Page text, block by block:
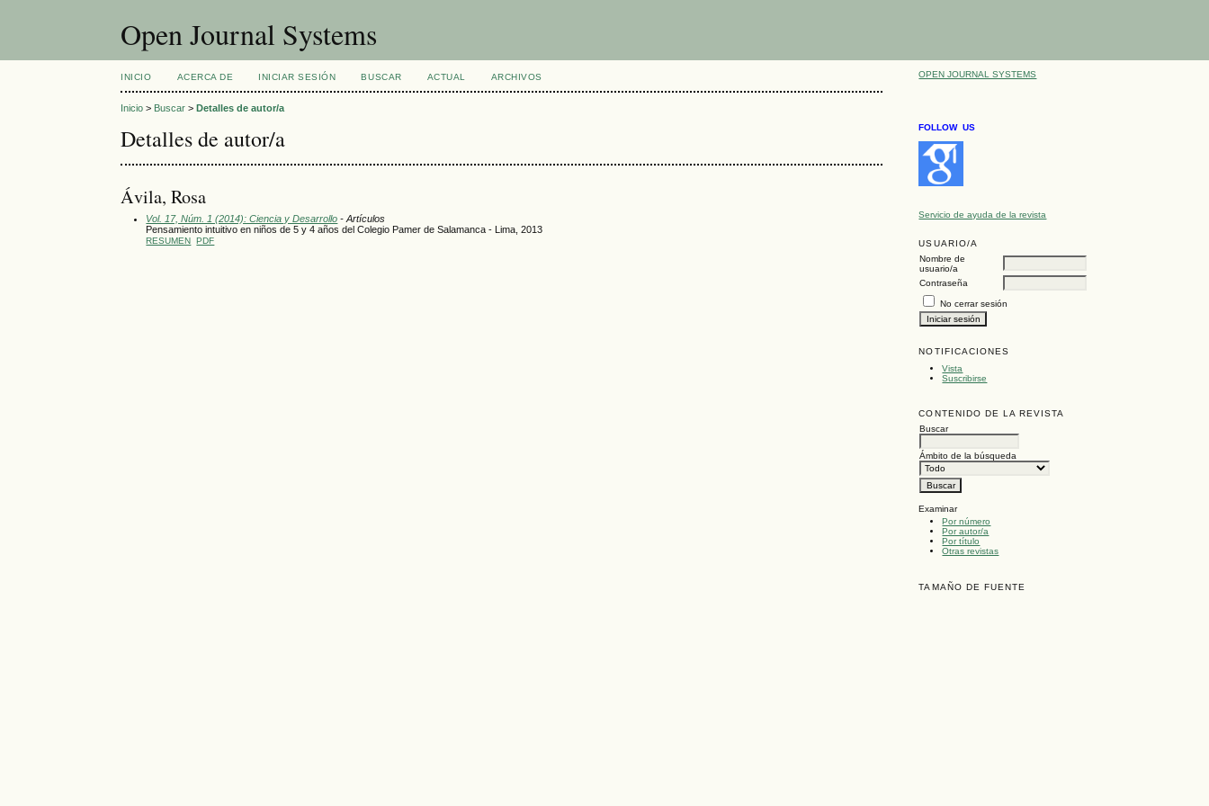
Open Journal Systems
OPEN JOURNAL SYSTEMS
FOLLOW US
Servicio de ayuda de la revista
USUARIO/A
Nombre de
usuario/a
Contraseña
No cerrar sesión
NOTIFICACIONES
Vista
Suscribirse
CONTENIDO DE LA REVISTA
Buscar
Ámbito de la búsqueda
Examinar
Por número
Por autor/a
Por título
Otras revistas
TAMAÑO DE FUENTE
INICIO ACERCA DE INICIAR SESIÓN BUSCAR ACTUAL ARCHIVOS
Inicio > Buscar >Detalles de autor/a
Detalles de autor/a
Ávila, Rosa
Vol. 17, Núm. 1 (2014): Ciencia y Desarrollo - Artículos
Pensamiento intuitivo en niños de 5 y 4 años del Colegio Pamer de Salamanca - Lima, 2013
RESUMEN PDF